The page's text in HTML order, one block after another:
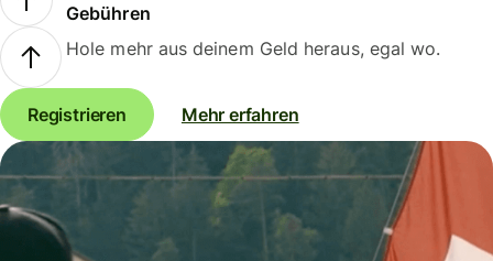
Gebühren
Hole mehr aus deinem Geld heraus, egal wo.
Registrieren Mehr erfahren